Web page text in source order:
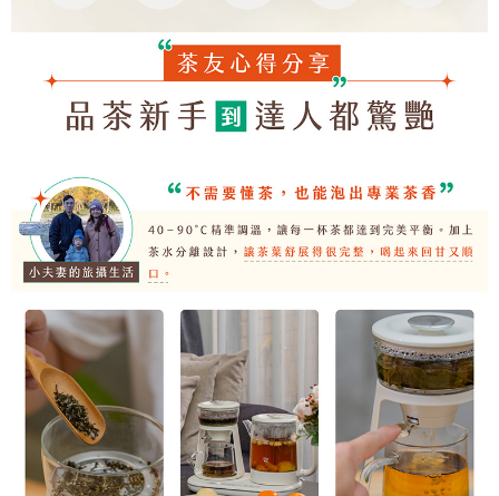
恩沛科技股份有限公司將有權停止該用戶之使用額度並採取法律行動。